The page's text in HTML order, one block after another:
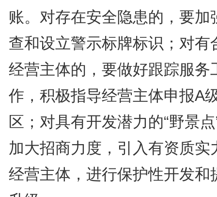
账。对存在安全隐患的，要加
查和设立警示标牌标识；对有
经营主体的，要做好跟踪服务
作，积极指导经营主体申报A
区；对具有开发潜力的“野景
加大招商力度，引入有资质实
经营主体，进行保护性开发和